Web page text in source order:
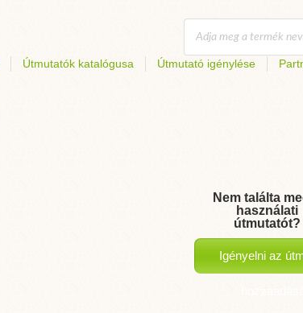
Útmutatók katalógusa Útmutató igénylése
Nem találta
használati
útmutatót?
Igényelni az